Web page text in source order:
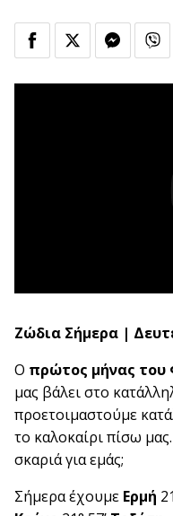
Ζώδια Σήμερα |
Ο πρώτος μήνας
μας βάλει στο
προετοιμαστούμε
το καλοκαίρι πίσω
σκαριά για εμάς;
Σήμερα έχουμε Ερμή